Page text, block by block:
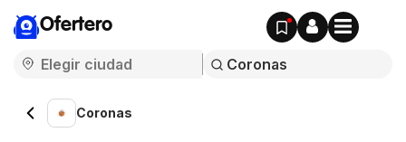
Ofertero
Coronas